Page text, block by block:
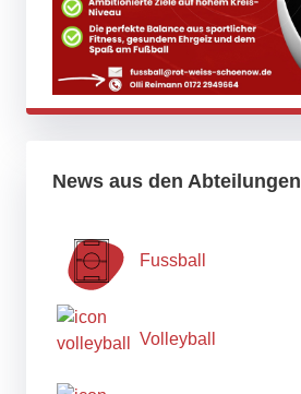
News aus den Abteilungen
Fussball
Volleyball